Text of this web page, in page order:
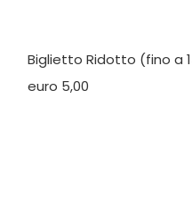
Biglietto Ridotto (fino a
euro 5,00